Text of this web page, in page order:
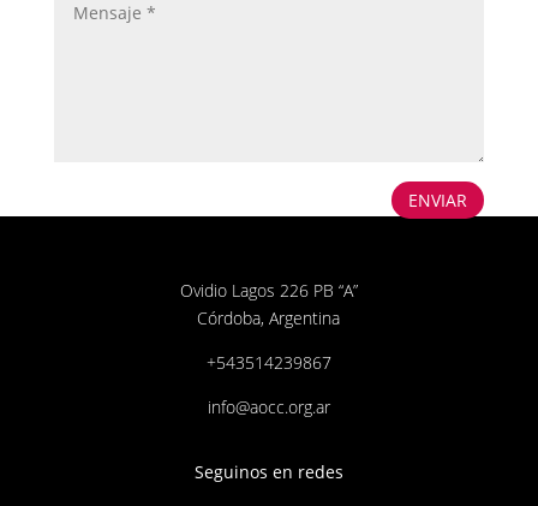
ENVIAR
Ovidio Lagos 226 PB “A”
Córdoba, Argentina
+543514239867
info@aocc.org.ar